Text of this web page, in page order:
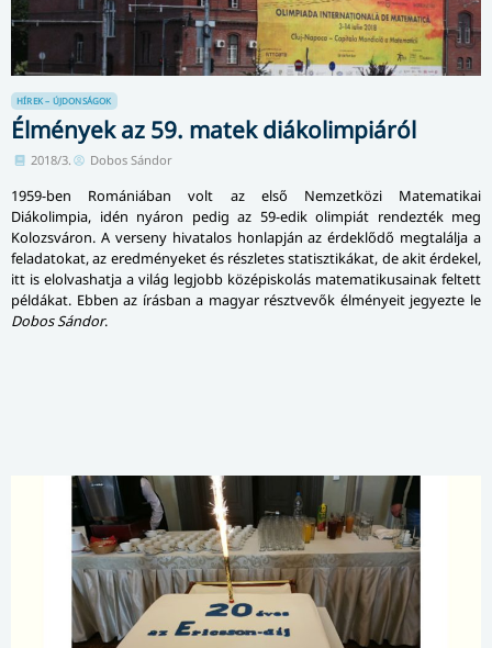
HÍREK – ÚJDONSÁGOK
Élmények az 59. matek diákolimpiáról
2018/3. Dobos Sándor
1959-ben Romániában volt az első Nemzetközi Matematikai
Diákolimpia, idén nyáron pedig az 59-edik olimpiát rendezték meg
Kolozsváron. A verseny hivatalos honlapján az érdeklődő megtalálja a
feladatokat, az eredményeket és részletes statisztikákat, de akit érdekel,
itt is elolvashatja a világ legjobb középiskolás matematikusainak feltett
példákat. Ebben az írásban a magyar résztvevők élményeit jegyezte le
Dobos Sándor.